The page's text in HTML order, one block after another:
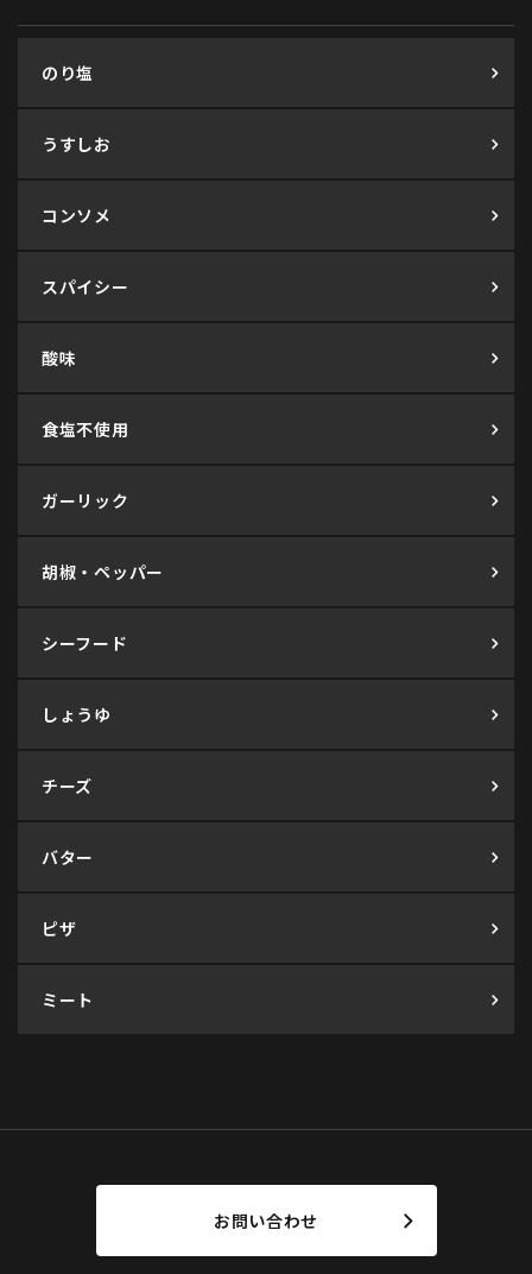
のり塩
うすしお
コンソメ
スパイシー
酸味
食塩不使用
ガーリック
胡椒・ペッパー
シーフード
しょうゆ
チーズ
バター
ピザ
ミート
お問い合わせ